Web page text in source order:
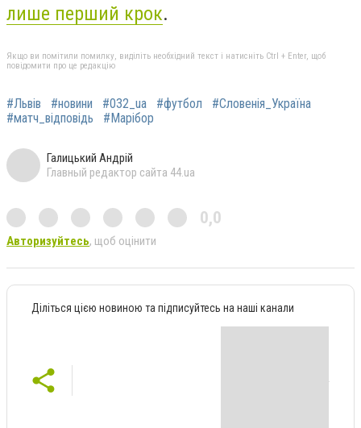
лише перший крок.
Якщо ви помітили помилку, виділіть необхідний текст і натисніть Ctrl + Enter, щоб
повідомити про це редакцію
#Львів #новини #032_ua #футбол
#Словенія_Україна
#матч_відповідь
#Марібор
Галицький Андрій
Главный редактор сайта 44.ua
0,0
Авторизуйтесь, щоб оцінити
Діліться цією новиною та підписуйтесь на наші канали